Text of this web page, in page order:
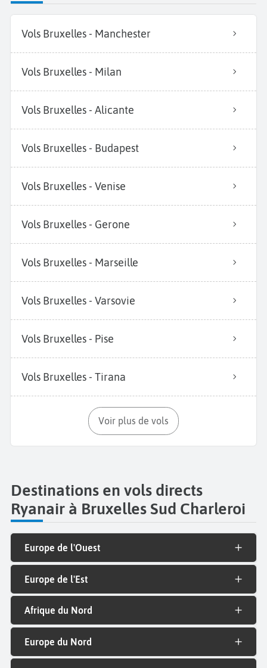
Vols Bruxelles - Manchester
Vols Bruxelles - Milan
Vols Bruxelles - Alicante
Vols Bruxelles - Budapest
Vols Bruxelles - Venise
Vols Bruxelles - Gerone
Vols Bruxelles - Marseille
Vols Bruxelles - Varsovie
Vols Bruxelles - Pise
Vols Bruxelles - Tirana
Voir plus de vols
Destinations en vols directs
Ryanair à Bruxelles Sud Charleroi
Europe de l'Ouest
Europe de l'Est
Afrique du Nord
Europe du Nord